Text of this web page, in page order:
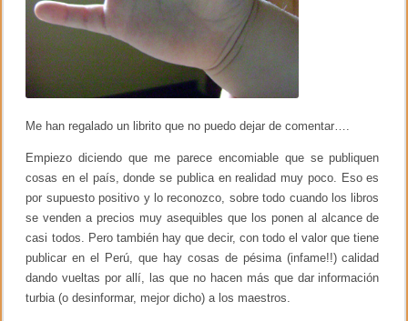
Me han regalado un librito que no puedo dejar de comentar….
Empiezo diciendo que me parece encomiable que se publiquen
cosas en el país, donde se publica en realidad muy poco. Eso es
por supuesto positivo y lo reconozco, sobre todo cuando los libros
se venden a precios muy asequibles que los ponen al alcance de
casi todos. Pero también hay que decir, con todo el valor que tiene
publicar en el Perú, que hay cosas de pésima (infame!!) calidad
dando vueltas por allí, las que no hacen más que dar información
turbia (o desinformar, mejor dicho) a los maestros.